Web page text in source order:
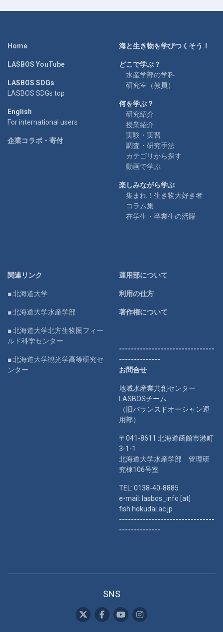
Home
LASBOS YouTube
LASBOS SDGs
LASBOS SDGs top
English
For international users
企業コラボ・寄付
海と生き物を学びつくそう！
どこで学ぶ？
水産学部の学科
研究室（教員）
何を学ぶ？
研究紹介
授業紹介
実験・実習
調査・研究手法
カテゴリから探す
動画で学ぶ
楽しみながら学ぶ
集まれ！生き物大好き者
コラム集
在学生・卒業生の活躍
関連リンク
■ 北海道大学
■ 北海道大学水産学部
■ 北海道大学北方生物圏フィー
ルド科学センター
■ 北海道大学観光学高等研究セ
ンター
運用部について
利用の仕方
著作権について
--------------------------------
--------------
お問合せ
地域水産業共創センター
LASBOSチーム
（旧バランスドオーシャン運
用部）
〒041-8611 北海道函館市港町
3-1-1
北海道大学水産学部 管理研
究棟106号室
TEL: 0138-40-8885
e-mail: lasbos_info [at]
fish.hokudai.ac.jp
--------------------------------
--------------
SNS